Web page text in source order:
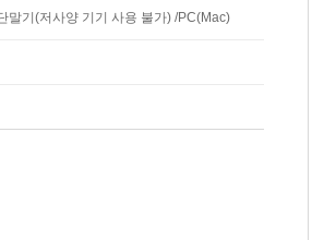
말기(저사양 기기 사용 불가) /PC(Mac)